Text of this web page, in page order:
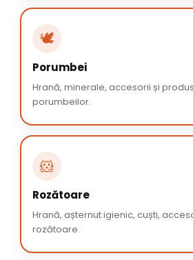
🕊️
Porumbei
Hrană, minerale, accesorii și
porumbeilor.
🐹
Rozătoare
Hrană, așternut igienic, cuști,
rozătoare.